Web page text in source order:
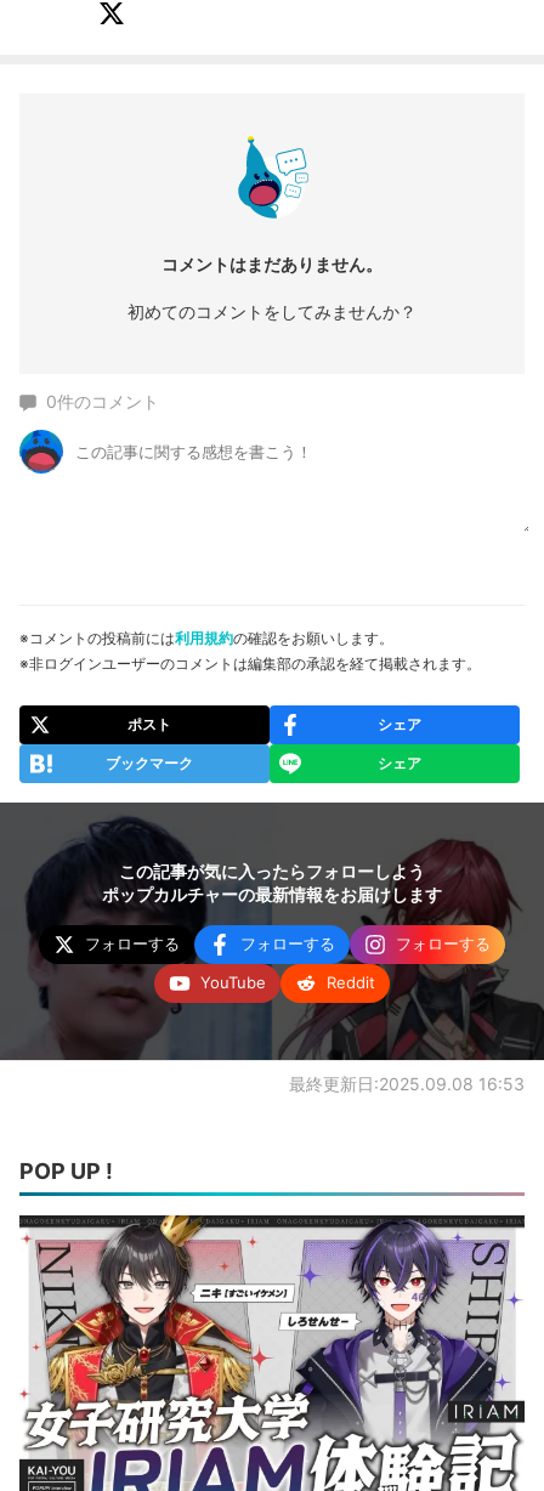
コメントはまだありません。
初めてのコメントをしてみませんか？
0件のコメント
※コメントの投稿前には利用規約の確認をお願いします。
※非ログインユーザーのコメントは編集部の承認を経て掲載されます。
ポスト シェア
ブックマーク シェア
この記事が気に入ったらフォローしよう
ポップカルチャーの最新情報をお届けします
フォローする フォローする
フォローする
YouTube
Reddit
最終更新日:2025.09.08 16:53
POP UP !